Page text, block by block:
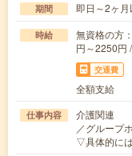
期間 即日～2ヶ月
時給
無資格の方
円～2250円
交通費
全額支給
仕事内容
介護関連
／グループ
▽具体的に